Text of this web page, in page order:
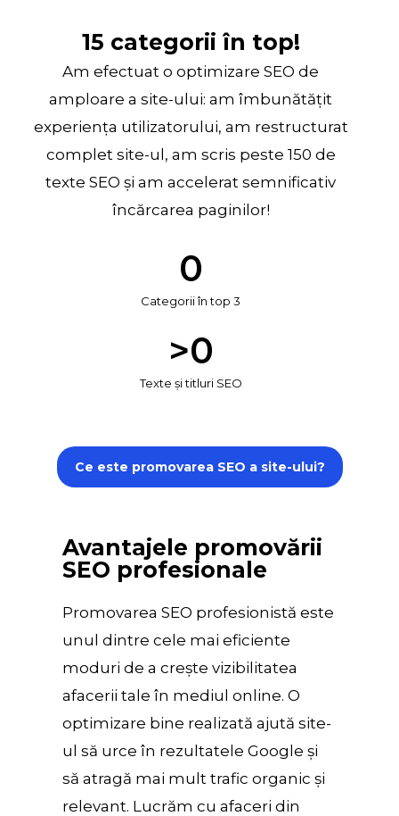
15 categorii în top!
Am efectuat o optimizare SEO de
amploare a site-ului: am îmbunătățit
experiența utilizatorului, am restructurat
complet site-ul, am scris peste 150 de
texte SEO și am accelerat semnificativ
încărcarea paginilor!
0
Categorii în top 3
>0
Texte și titluri SEO
Ce este promovarea SEO a site-ului?
Avantajele promovării
SEO profesionale
Promovarea SEO profesionistă este
unul dintre cele mai eficiente
moduri de a crește vizibilitatea
afacerii tale în mediul online. O
optimizare bine realizată ajută site-
ul să urce în rezultatele Google și
să atragă mai mult trafic organic și
relevant. Lucrăm cu afaceri din